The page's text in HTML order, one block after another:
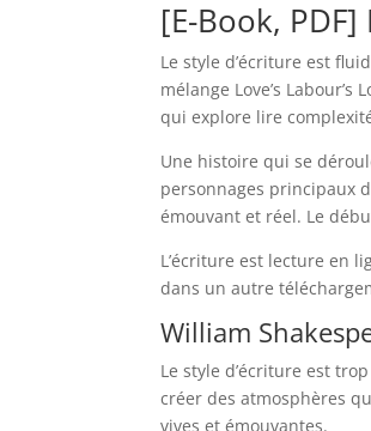
[E-Book, PDF]
Le style d’écriture est
mélange Love’s
qui explore lire
Une histoire qui se
personnages principaux
émouvant et réel. Le
L’écriture est lecture en
dans un autre
William
Le style d’écriture est
créer des atmosphères
vives et émouvantes.